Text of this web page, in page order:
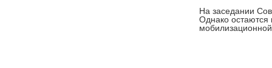
На заседании
Однако остаются